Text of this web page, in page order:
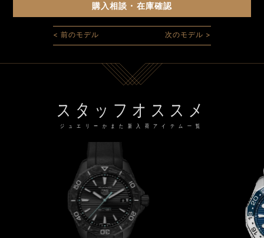
購入相談・在庫確認
< 前のモデル 次のモデル >
スタッフオススメ
ジュエリーかまた新入荷アイテム一覧